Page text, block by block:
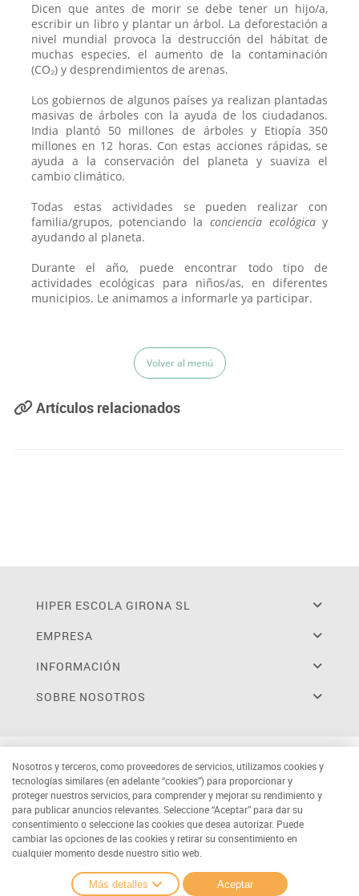
Dicen que antes de morir se debe tener un hijo/a,
escribir un libro y plantar un árbol. La deforestación a
nivel mundial provoca la destrucción del hábitat de
muchas especies, el aumento de la contaminación
(CO₂) y desprendimientos de arenas.
Los gobiernos de algunos países ya realizan plantadas
masivas de árboles con la ayuda de los ciudadanos.
India plantó 50 millones de árboles y Etiopía 350
millones en 12 horas. Con estas acciones rápidas, se
ayuda a la conservación del planeta y suaviza el
cambio climático.
Todas estas actividades se pueden realizar con
familia/grupos, potenciando la conciencia ecológicay
ayudando al planeta.
Durante el año, puede encontrar todo tipo de
actividades ecológicas para niños/as, en diferentes
municipios. Le animamos a informarle ya participar.
Volver al menú
Artículos relacionados
HIPER ESCOLA GIRONA SL
EMPRESA
INFORMACIÓN
SOBRE NOSOTROS
Nosotros y terceros, como proveedores de servicios, utilizamos cookies y
tecnologías similares (en adelante “cookies”) para proporcionar y
proteger nuestros servicios, para comprender y mejorar su rendimiento y
para publicar anuncios relevantes. Seleccione “Aceptar” para dar su
consentimiento o seleccione las cookies que desea autorizar. Puede
cambiar las opciones de las cookies y retirar su consentimiento en
cualquier momento desde nuestro sitio web.
Más detalles Aceptar